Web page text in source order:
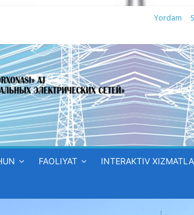
Yordam
FAOLIYAT INTERAKTIV